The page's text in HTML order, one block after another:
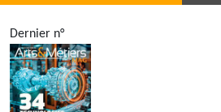
Dernier n°